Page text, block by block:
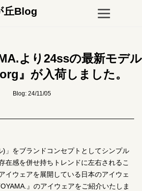
丘Blog
より24ssの最新モデル
』が入荷しました。
Blog: 24/11/05
)」をブランドコンセプトとしてシンプル
在感を併せ持ちトレンドに左右されるこ
イウェアを展開している日本のアイウェ
』のアイウェアをご紹介いたしま